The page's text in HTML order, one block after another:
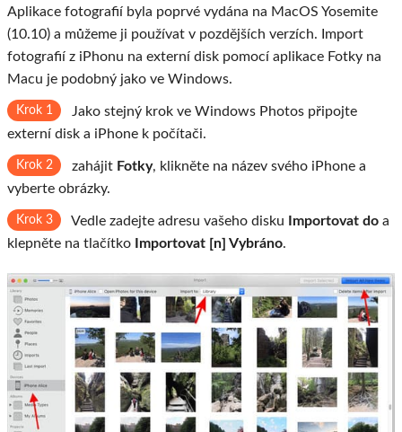
Aplikace fotografií byla poprvé vydána na MacOS Yosemite
(10.10) a můžeme ji používat v pozdějších verzích. Import
fotografií z iPhonu na externí disk pomocí aplikace Fotky na
Macu je podobný jako ve Windows.
Krok 1
Jako stejný krok ve Windows Photos připojte
externí disk a iPhone k počítači.
Krok 2 zahájit Fotky, klikněte na název svého iPhone a
vyberte obrázky.
Krok 3 Vedle zadejte adresu vašeho disku Importovat do a
klepněte na tlačítko
Importovat [n] Vybráno.